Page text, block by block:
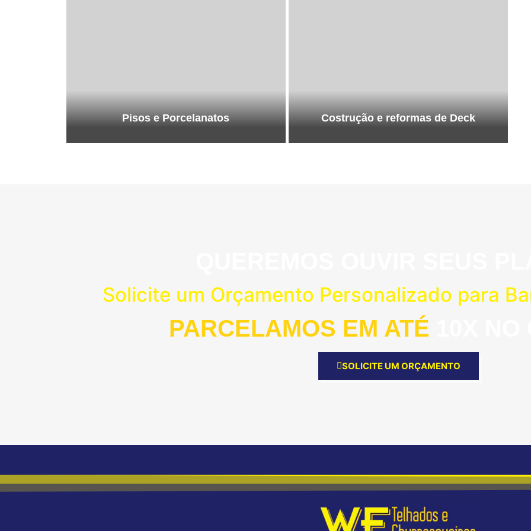
Pisos e Porcelanatos Costrução e reformas de Deck
Solicite um Orçamento Personalizado para
PARCELAMOS EM ATÉ
SOLICITE UM ORÇAMENTO